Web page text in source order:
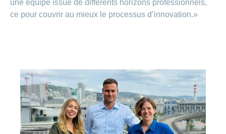
une équipe issue de différents horizons professionnels,
ce pour couvrir au mieux le processus d’innovation.»